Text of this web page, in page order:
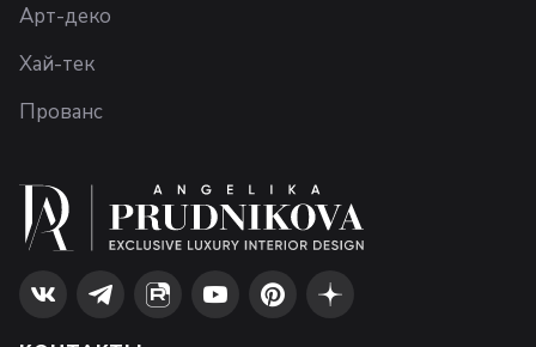
Арт-деко
Хай-тек
Прованс